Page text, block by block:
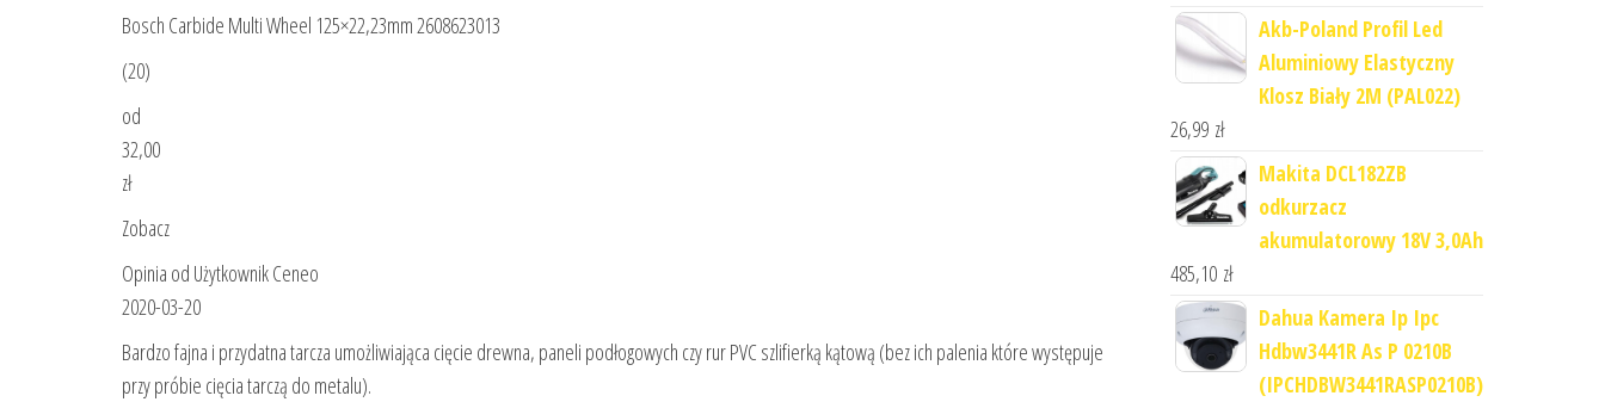
Bosch Carbide Multi Wheel 125×22,23mm 2608623013
(20)
od
32,00
zł
Zobacz
Opinia od Użytkownik Ceneo
2020-03-20
Bardzo fajna i przydatna tarcza umożliwiająca cięcie drewna, paneli podłogowych czy rur PVC szlifierką kątową (bez ich palenia które występuje
przy próbie cięcia tarczą do metalu).
Akb-Poland Profil Led
Aluminiowy Elastyczny
Klosz Biały 2M (PAL022)
26,99 zł
Makita DCL182ZB
odkurzacz
akumulatorowy 18V 3,0Ah
485,10 zł
Dahua Kamera Ip Ipc
Hdbw3441R As P 0210B
(IPCHDBW3441RASP0210B)